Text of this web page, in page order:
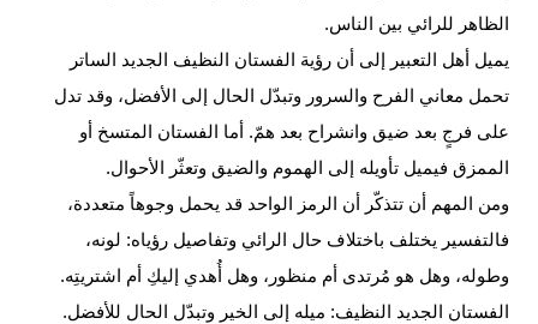
الظاهر للرائي بين الناس.
يميل أهل التعبير إلى أن رؤية الفستان النظيف الجديد الساتر
تحمل معاني الفرح والسرور وتبدّل الحال إلى الأفضل، وقد تدل
على فرجٍ بعد ضيق وانشراح بعد همّ. أما الفستان المتسخ أو
الممزق فيميل تأويله إلى الهموم والضيق وتعثّر الأحوال.
ومن المهم أن تتذكّر أن الرمز الواحد قد يحمل وجوهاً متعددة،
فالتفسير يختلف باختلاف حال الرائي وتفاصيل رؤياه: لونه،
وطوله، وهل هو مُرتدى أم منظور، وهل أُهدي إليكِ أم اشتريتِه.
الفستان الجديد النظيف: ميله إلى الخير وتبدّل الحال للأفضل.